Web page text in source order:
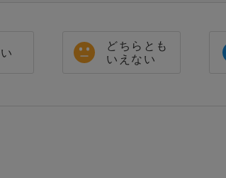
どちらとも
いえない